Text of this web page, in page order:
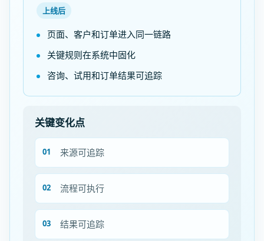
上线后
页面、客户和订单进入同一链路
关键规则在系统中固化
咨询、试用和订单结果可追踪
关键变化点
来源可追踪
流程可执行
结果可追踪